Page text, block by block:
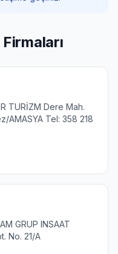
TURİZM Dere Mah.
AMASYA Tel: 358 218
GRUP INSAAT
No. 21/A